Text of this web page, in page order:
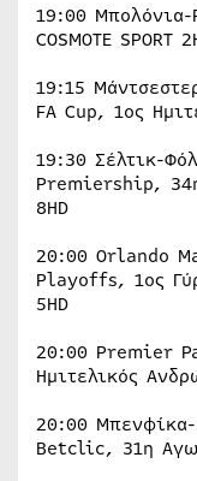
19:00
COSMOTE SPORT
19:15
FA Cup, 1ος
19:30 Σέλτικ-
Premiership, 34η
8HD
20:00 Orlando
Playoffs, 1ος
5HD
20:00 Premier
Ημιτελικός
20:00
Betclic, 31η